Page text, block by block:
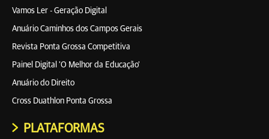
Vamos Ler - Geração Digital
Anuário Caminhos dos Campos Gerais
Revista Ponta Grossa Competitiva
Painel Digital 'O Melhor da Educação'
Anuário do Direito
Cross Duathlon Ponta Grossa
PLATAFORMAS